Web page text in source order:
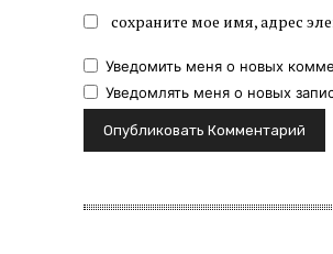
сохраните мое имя, адрес
Уведомить меня о новых
Уведомлять меня о новых